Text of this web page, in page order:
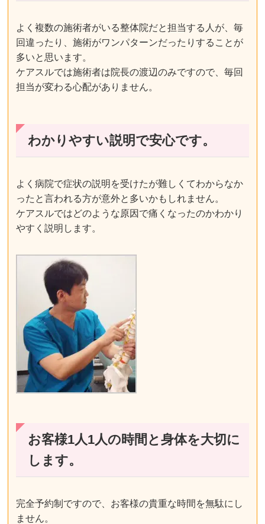
よく複数の施術者がいる整体院だと担当する人が、毎
回違ったり、施術がワンパターンだったりすることが
多いと思います。
ケアスルでは施術者は院長の渡辺のみですので、毎回
担当が変わる心配がありません。
わかりやすい説明で安心です。
よく病院で症状の説明を受けたが難しくてわからなか
ったと言われる方が意外と多いかもしれません。
ケアスルではどのような原因で痛くなったのかわかり
やすく説明します。
お客様1人1人の時間と身体を大切に
します。
完全予約制ですので、お客様の貴重な時間を無駄にし
ません。